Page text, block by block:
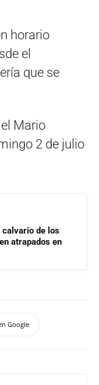
horario
el
que se
Mario
2 de julio
calvario de los
atrapados en
Google